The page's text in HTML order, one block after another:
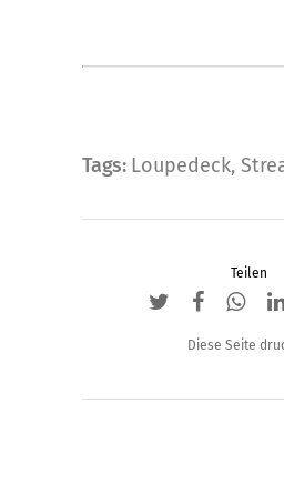
Tags: Loupedeck,
Teilen
Diese Seite